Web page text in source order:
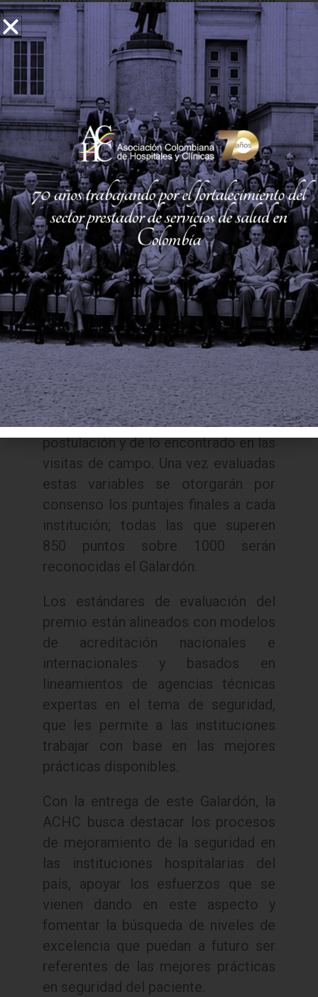
https://achc.org.co/entrega-vi-
galardon/
Una vez formalicen su inscripción,
las instituciones tendrán hasta el 15
de febrero de 2024 para entregar el
informe de autoevaluación, los
cuales serán revisados por expertos,
que de acuerdo al cumplimiento de
las condiciones técnicas del
informes definirán un grupo de
instituciones preseleccionadas -las
de mayores puntajes- que serán
visitadas por los evaluadores para
verificar los procesos.
Al concluir la etapa de visitas, con
base en el informe presentado por
los evaluadores, un jurado
internacional evaluará los resultados
alcanzados, a partir del informe de
postulación y de lo encontrado en las
visitas de campo. Una vez evaluadas
estas variables se otorgarán por
consenso los puntajes finales a cada
institución; todas las que superen
850 puntos sobre 1000 serán
reconocidas el Galardón.
Los estándares de evaluación del
premio están alineados con modelos
de acreditación nacionales e
internacionales y basados en
lineamientos de agencias técnicas
expertas en el tema de seguridad,
que les permite a las instituciones
trabajar con base en las mejores
prácticas disponibles.
Con la entrega de este Galardón, la
ACHC busca destacar los procesos
de mejoramiento de la seguridad en
las instituciones hospitalarias del
país, apoyar los esfuerzos que se
vienen dando en este aspecto y
fomentar la búsqueda de niveles de
excelencia que puedan a futuro ser
referentes de las mejores prácticas
en seguridad del paciente.